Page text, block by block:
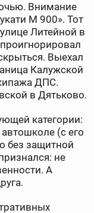
Внимание
М 900». Тот
Литейной в
Выехал
Калужской
ДПС.
в Дятьково.
категории:
автошколе (с его
без защитной
не
А